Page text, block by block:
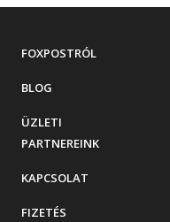
FOXPOSTRÓL
BLOG
ÜZLETI
PARTNEREINK
KAPCSOLAT
FIZETÉS